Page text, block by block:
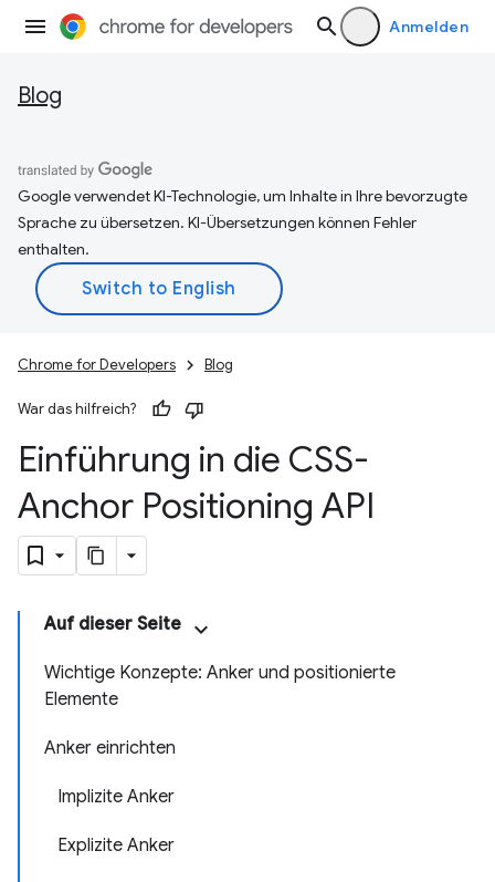
Anmelden
Blog
Google verwendet KI-Technologie, um Inhalte in Ihre bevorzugte
Sprache zu übersetzen. KI-Übersetzungen können Fehler
enthalten.
Chrome for Developers Blog
War das hilfreich?
Einführung in die CSS-
Anchor Positioning API
Auf dieser Seite
Wichtige Konzepte: Anker und positionierte
Elemente
Anker einrichten
Implizite Anker
Explizite Anker